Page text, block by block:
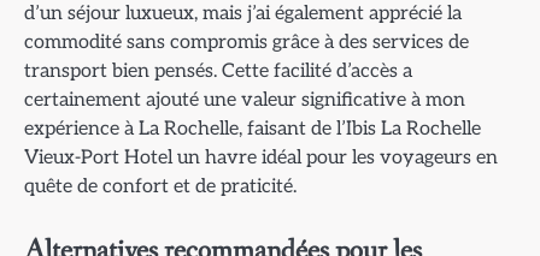
d’un séjour luxueux, mais j’ai également apprécié la
commodité sans compromis grâce à des services de
transport bien pensés. Cette facilité d’accès a
certainement ajouté une valeur significative à mon
expérience à La Rochelle, faisant de l’Ibis La Rochelle
Vieux-Port Hotel un havre idéal pour les voyageurs en
quête de confort et de praticité.